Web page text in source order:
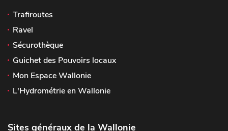
Trafiroutes
Ravel
Sécurothèque
Guichet des Pouvoirs locaux
Mon Espace Wallonie
L'Hydrométrie en Wallonie
Sites généraux de la Wallonie